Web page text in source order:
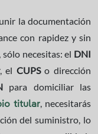
la documentación
con rapidez y sin
necesitas: el DNI
, el CUPSo dirección
para domiciliar las
titular , necesitarás
del suministro, lo